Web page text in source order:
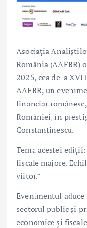
Asociația
România (AAFBR)
2025, cea de-a
AAFBR, un
financiar
României, în
Constantinescu.
Tema acestei
fiscale majore.
viitor.”
Evenimentul
sectorul public și
economice și